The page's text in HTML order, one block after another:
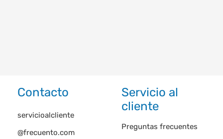
Contacto
servicioalcliente
@frecuento.com
Servicio al
cliente
Preguntas frecuentes